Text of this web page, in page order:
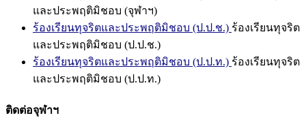
และประพฤติมิชอบ (จุฬาฯ)
ร้องเรียนทุจริตและประพฤติมิชอบ (ป.ป.ช.) ร้องเรียนทุจริต
และประพฤติมิชอบ (ป.ป.ช.)
ร้องเรียนทุจริตและประพฤติมิชอบ (ป.ป.ท.) ร้องเรียนทุจริต
และประพฤติมิชอบ (ป.ป.ท.)
ติดต่อจุฬาฯ